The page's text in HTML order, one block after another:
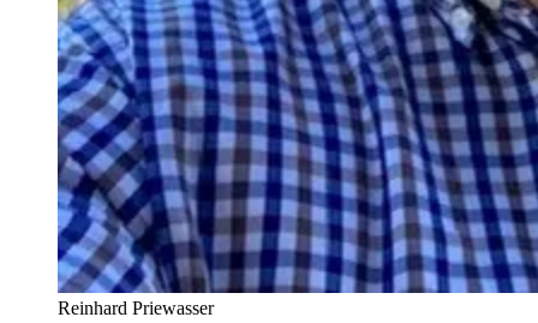
Reinhard Priewasser